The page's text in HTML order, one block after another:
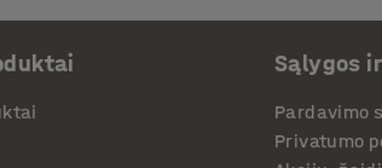
naudoti funkcionalius ir kokybiškus darbo
priedų bei aksesuarų pasirinkimas.
apie pavojų įspėjantys ženklai, stulpeliai ir
zonas ir darbo erdves. Norint
Sąlygos
Pardavimo
Privatumo